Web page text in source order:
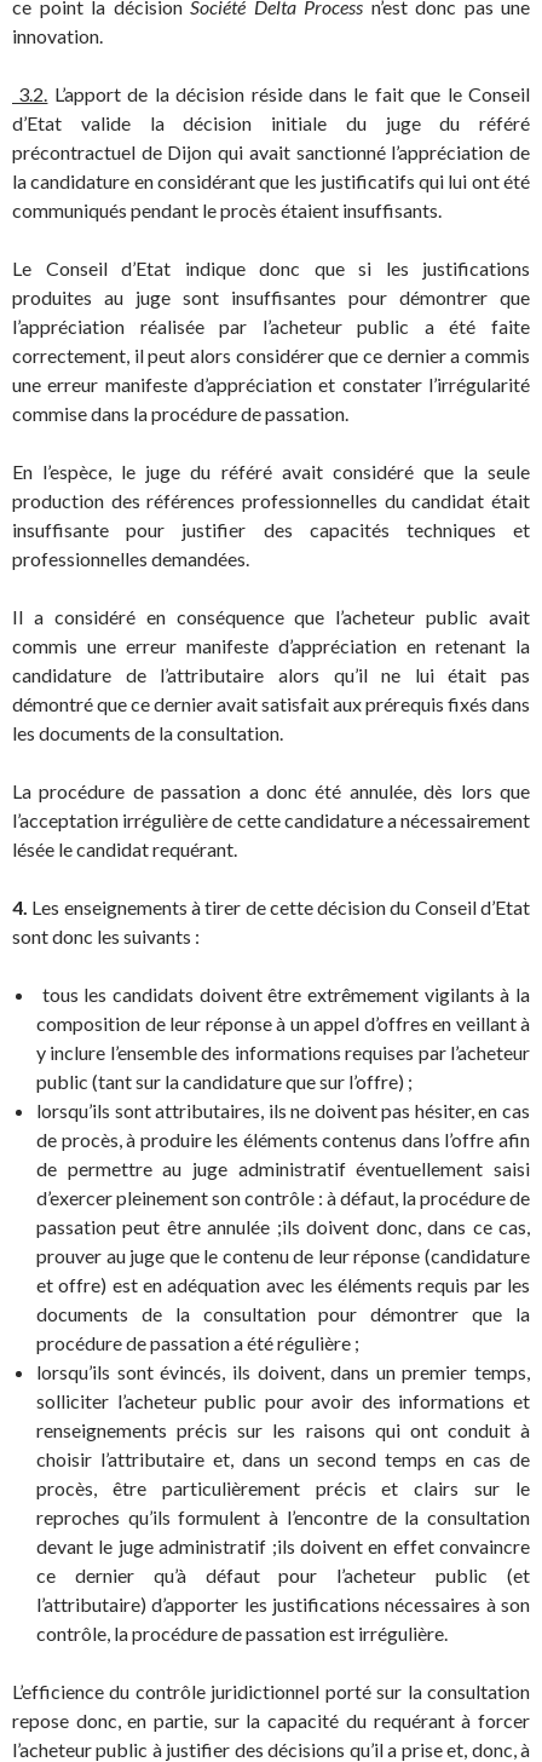
ce point la décision Société Delta Process n’est donc pas une
innovation.
3.2. L’apport de la décision réside dans le fait que le Conseil
d’Etat valide la décision initiale du juge du référé
précontractuel de Dijon qui avait sanctionné l’appréciation de
la candidature en considérant que les justificatifs qui lui ont été
communiqués pendant le procès étaient insuffisants.
Le Conseil d’Etat indique donc que si les justifications
produites au juge sont insuffisantes pour démontrer que
l’appréciation réalisée par l’acheteur public a été faite
correctement, il peut alors considérer que ce dernier a commis
une erreur manifeste d’appréciation et constater l’irrégularité
commise dans la procédure de passation.
En l’espèce, le juge du référé avait considéré que la seule
production des références professionnelles du candidat était
insuffisante pour justifier des capacités techniques et
professionnelles demandées.
Il a considéré en conséquence que l’acheteur public avait
commis une erreur manifeste d’appréciation en retenant la
candidature de l’attributaire alors qu’il ne lui était pas
démontré que ce dernier avait satisfait aux prérequis fixés dans
les documents de la consultation.
La procédure de passation a donc été annulée, dès lors que
l’acceptation irrégulière de cette candidature a nécessairement
lésée le candidat requérant.
4. Les enseignements à tirer de cette décision du Conseil d’Etat
sont donc les suivants :
tous les candidats doivent être extrêmement vigilants à la
composition de leur réponse à un appel d’offres en veillant à
y inclure l’ensemble des informations requises par l’acheteur
public (tant sur la candidature que sur l’offre) ;
lorsqu’ils sont attributaires, ils ne doivent pas hésiter, en cas
de procès, à produire les éléments contenus dans l’offre afin
de permettre au juge administratif éventuellement saisi
d’exercer pleinement son contrôle : à défaut, la procédure de
passation peut être annulée ;ils doivent donc, dans ce cas,
prouver au juge que le contenu de leur réponse (candidature
et offre) est en adéquation avec les éléments requis par les
documents de la consultation pour démontrer que la
procédure de passation a été régulière ;
lorsqu’ils sont évincés, ils doivent, dans un premier temps,
solliciter l’acheteur public pour avoir des informations et
renseignements précis sur les raisons qui ont conduit à
choisir l’attributaire et, dans un second temps en cas de
procès, être particulièrement précis et clairs sur le
reproches qu’ils formulent à l’encontre de la consultation
devant le juge administratif ;ils doivent en effet convaincre
ce dernier qu’à défaut pour l’acheteur public (et
l’attributaire) d’apporter les justifications nécessaires à son
contrôle, la procédure de passation est irrégulière.
L’efficience du contrôle juridictionnel porté sur la consultation
repose donc, en partie, sur la capacité du requérant à forcer
l’acheteur public à justifier des décisions qu’il a prise et, donc, à